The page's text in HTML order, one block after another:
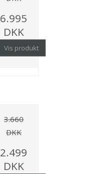
6.995
DKK
Vis produkt
3.660
DKK
2.499
DKK